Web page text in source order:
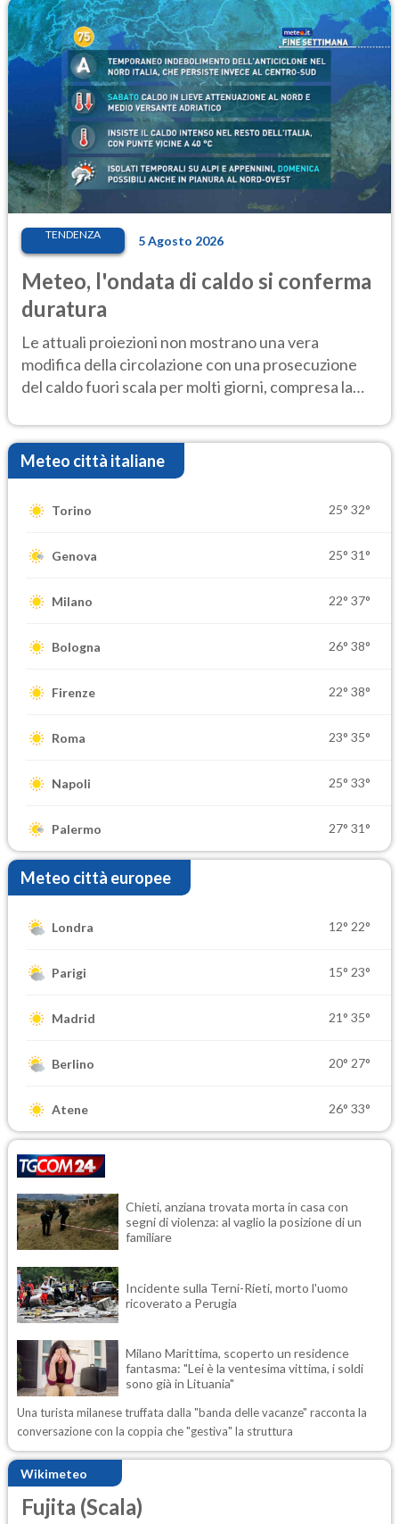
TENDENZA 5 Agosto 2026
Meteo, l'ondata di caldo si conferma
duratura
Le attuali proiezioni non mostrano una vera
modifica della circolazione con una prosecuzione
del caldo fuori scala per molti giorni, compresa la
Meteo città italiane
Torino 25° 32°
Genova 25° 31°
Milano 22° 37°
Bologna 26° 38°
Firenze 22° 38°
Roma 23° 35°
Napoli 25° 33°
Palermo 27° 31°
Meteo città europee
Londra 12° 22°
Parigi 15° 23°
Madrid 21° 35°
Berlino 20° 27°
Atene 26° 33°
Chieti, anziana trovata morta in casa con
segni di violenza: al vaglio la posizione di un
familiare
Incidente sulla Terni-Rieti, morto l'uomo
ricoverato a Perugia
Milano Marittima, scoperto un residence
fantasma: "Lei è la ventesima vittima, i soldi
sono già in Lituania"
Una turista milanese truffata dalla "banda delle vacanze" racconta la
conversazione con la coppia che "gestiva" la struttura
Wikimeteo
Fujita (Scala)